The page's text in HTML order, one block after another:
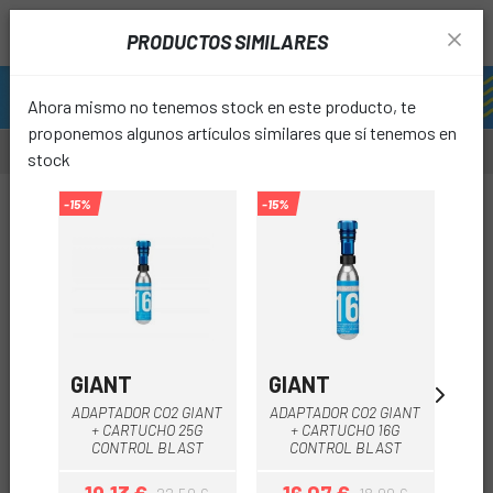
PRODUCTOS SIMILARES
Ahora mismo no tenemos stock en este producto, te
proponemos algunos artículos similares que sí tenemos en
stock
-15%
GIANT
ADAPTADOR CO2 GIANT
+ CARTUCHO 25G
CONTROL BLAST
-15%
GIANT
ADAPTADOR CO2 GIANT
+ CARTUCHO 16G
CONTROL BLAST